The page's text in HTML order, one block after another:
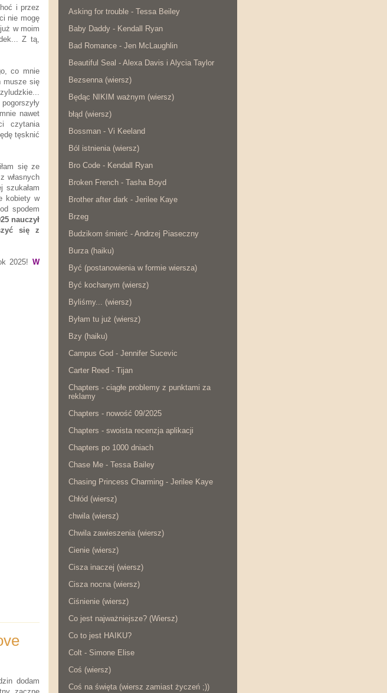
i przez
nie mogę
w moim
Z tą,
co mnie
musze się
nawet
czytania
tęsknić
się ze
własnych
szukałam
kobiety w
spodem
nauczył
się z
2025!W
dodam
zacznę
Asking for trouble - Tessa Beiley
Baby Daddy - Kendall Ryan
Bad Romance - Jen McLaughlin
Beautiful Seal - Alexa Davis i Alycia Taylor
Bezsenna (wiersz)
Będąc NIKIM ważnym (wiersz)
błąd (wiersz)
Bossman - Vi Keeland
Ból istnienia (wiersz)
Bro Code - Kendall Ryan
Broken French - Tasha Boyd
Brother after dark - Jerilee Kaye
Brzeg
Budzikom śmierć - Andrzej Piaseczny
Burza (haiku)
Być (postanowienia w formie wiersza)
Być kochanym (wiersz)
Byliśmy... (wiersz)
Byłam tu już (wiersz)
Bzy (haiku)
Campus God - Jennifer Sucevic
Carter Reed - Tijan
Chapters - ciągłe problemy z punktami za
reklamy
Chapters - nowość 09/2025
Chapters - swoista recenzja aplikacji
Chapters po 1000 dniach
Chase Me - Tessa Bailey
Chasing Princess Charming - Jerilee Kaye
Chłód (wiersz)
chwila (wiersz)
Chwila zawieszenia (wiersz)
Cienie (wiersz)
Cisza inaczej (wiersz)
Cisza nocna (wiersz)
Ciśnienie (wiersz)
Co jest najważniejsze? (Wiersz)
Co to jest HAIKU?
Colt - Simone Elise
Coś (wiersz)
Coś na święta (wiersz zamiast życzeń ;))